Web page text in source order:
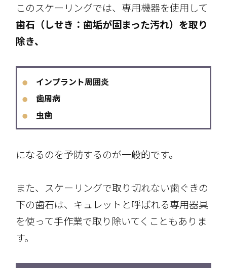
このスケーリングでは、専用機器を使用して
歯石（しせき：歯垢が固まった汚れ）を取り
除き、
● インプラント周囲炎
● 歯周病
● 虫歯
になるのを予防するのが一般的です。
また、スケーリングで取り切れない歯ぐきの
下の歯石は、キュレットと呼ばれる専用器具
を使って手作業で取り除いてくこともありま
す。